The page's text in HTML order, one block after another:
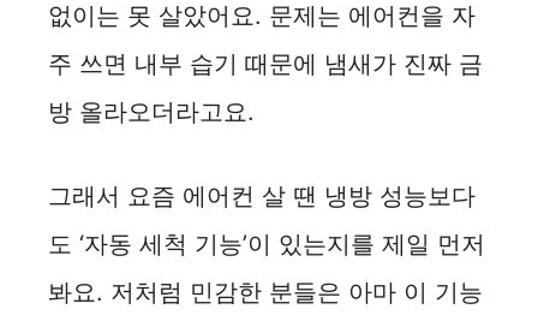
없이는 못 살았어요. 문제는 에어컨을 자
주 쓰면 내부 습기 때문에 냄새가 진짜 금
방 올라오더라고요.
그래서 요즘 에어컨 살 땐 냉방 성능보다
도 ‘자동 세척 기능’이 있는지를 제일 먼저
봐요. 저처럼 민감한 분들은 아마 이 기능